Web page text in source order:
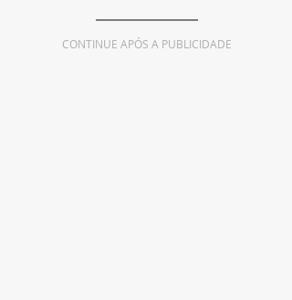
CONTINUE APÓS A PUBLICIDADE